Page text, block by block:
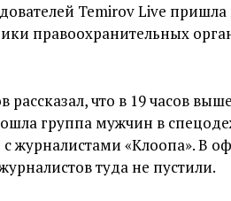
Temirov Live
правоохранительных
что в 19 часов
группа мужчин в
с журналистами «Клоопа». В
туда не пустили.